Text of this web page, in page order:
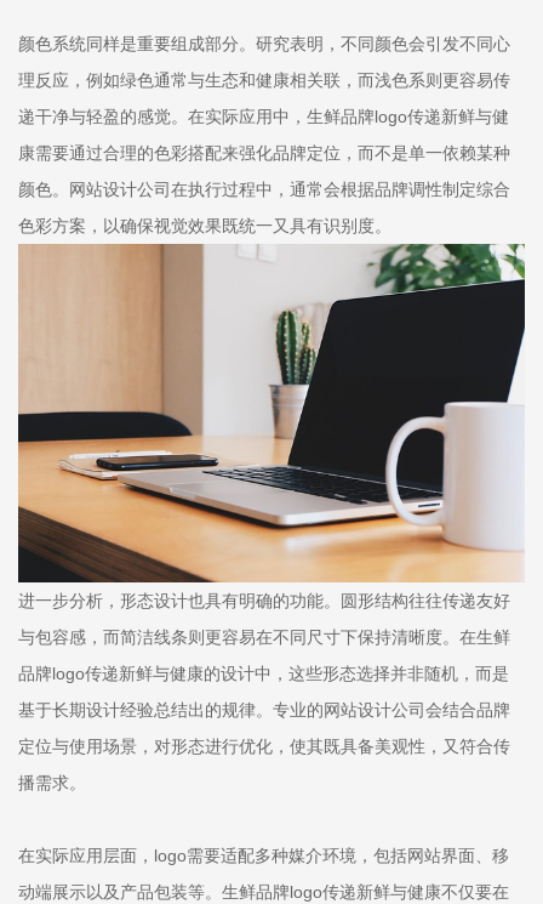
颜色系统同样是重要组成部分。研究表明，不同颜色会引发不同心
理反应，例如绿色通常与生态和健康相关联，而浅色系则更容易传
递干净与轻盈的感觉。在实际应用中，生鲜品牌logo传递新鲜与健
康需要通过合理的色彩搭配来强化品牌定位，而不是单一依赖某种
颜色。网站设计公司在执行过程中，通常会根据品牌调性制定综合
色彩方案，以确保视觉效果既统一又具有识别度。
进一步分析，形态设计也具有明确的功能。圆形结构往往传递友好
与包容感，而简洁线条则更容易在不同尺寸下保持清晰度。在生鲜
品牌logo传递新鲜与健康的设计中，这些形态选择并非随机，而是
基于长期设计经验总结出的规律。专业的网站设计公司会结合品牌
定位与使用场景，对形态进行优化，使其既具备美观性，又符合传
播需求。
在实际应用层面，logo需要适配多种媒介环境，包括网站界面、移
动端展示以及产品包装等。生鲜品牌logo传递新鲜与健康不仅要在